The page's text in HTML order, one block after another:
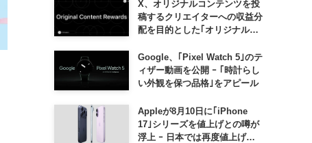
X、オリジナルコンテンツを投
稿するクリエイターへの収益分
配を目的とした｢オリジナルコ
入へ ｰ 従来の｢収益分配｣は廃
止
Google、｢Pixel Watch 5｣のテ
ィザー動画を公開 ｰ ｢時計らし
い外観を保つ品格｣をアピール
Appleが8月10日に｢iPhone
17｣シリーズを値上げとの噂が
浮上 ｰ 日本では再度値上げの